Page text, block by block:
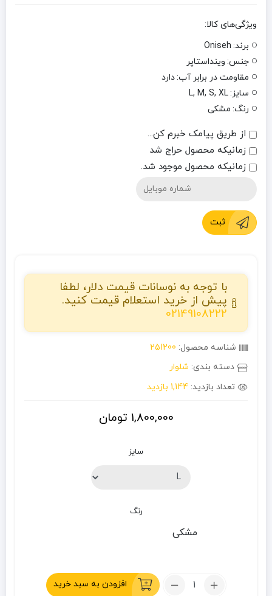
ویژگی‌های کالا:
برند: Oniseh
جنس: وینداستاپر
مقاومت در برابر آب:دارد
سایز:L, M, S, XL
رنگ: مشکی
از طریق پیامک خبرم کن...
زمانیکه محصول حراج شد
زمانیکه محصول موجود شد.
ثبت
با توجه به نوسانات قیمت دلار، لطفا
پیش از خرید استعلام قیمت کنید.
02149108222
شناسه محصول: 251200
دسته بندی: شلوار
تعداد بازدید: 1,144 بازدید
1,800,000 تومان
سایز
رنگ
مشکی
تعداد:
افزودن به سبد خرید